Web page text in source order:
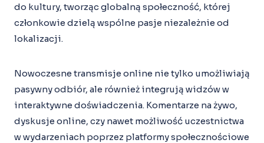
do kultury, tworząc globalną społeczność, której
członkowie dzielą wspólne pasje niezależnie od
lokalizacji.
Nowoczesne transmisje online nie tylko umożliwiają
pasywny odbiór, ale również integrują widzów w
interaktywne doświadczenia. Komentarze na żywo,
dyskusje online, czy nawet możliwość uczestnictwa
w wydarzeniach poprzez platformy społecznościowe